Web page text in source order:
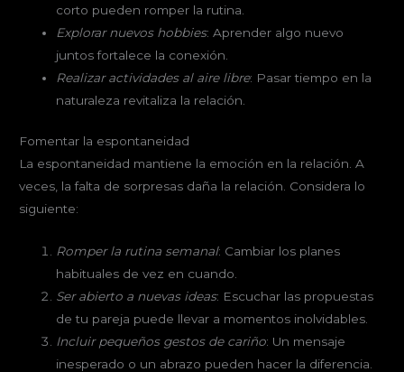
corto pueden romper la rutina.
Explorar nuevos hobbies: Aprender algo nuevo
juntos fortalece la conexión.
Realizar actividades al aire libre: Pasar tiempo en la
naturaleza revitaliza la relación.
Fomentar la espontaneidad
La espontaneidad mantiene la emoción en la relación. A
veces, la falta de sorpresas daña la relación. Considera lo
siguiente:
Romper la rutina semanal: Cambiar los planes
habituales de vez en cuando.
Ser abierto a nuevas ideas: Escuchar las propuestas
de tu pareja puede llevar a momentos inolvidables.
Incluir pequeños gestos de cariño: Un mensaje
inesperado o un abrazo pueden hacer la diferencia.